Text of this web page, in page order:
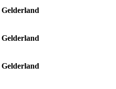
Gelderland
Gelderland
Gelderland